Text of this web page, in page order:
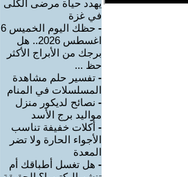
يهدد حياة مرضى الكلى
في غزة
-
حظك اليوم الخميس 6
اغسطس 2026.. هل
برجك من الأبراج الأكثر
حظ ...
- تفسير حلم مشاهدة
المسلسلات في المنام
- نصائح لديكور منزل
مواليد برج الأسد‎
- أكلات خفيفة تناسب
الأجواء الحارة ولا تضر
المعدة
- هل تغسل أطباقك أم